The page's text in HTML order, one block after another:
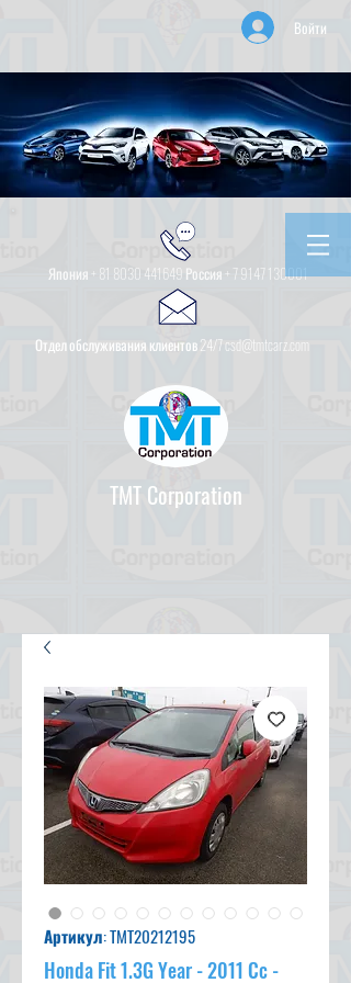
Войти
Япония + 81 8030 441649 Россия + 7 9147 130001
Отдел обслуживания клиентов 24/7 csd@tmtcarz.com
TMT Corporation
Артикул: TMT20212195
Honda Fit 1.3G Year - 2011 Cc -